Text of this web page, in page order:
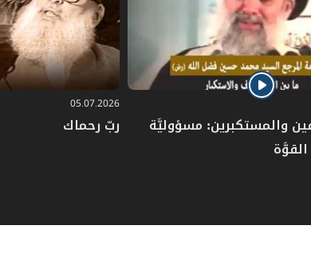
والمستكبرين: مسؤوليَّة
05.07.2026
ربّ رحماك